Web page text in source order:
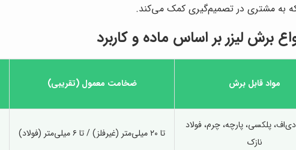
به مشتری در تصمیم‌گیری کمک می‌کند.
برش لیزر بر اساس ماده و کاربرد
مواد قابل برش ضخامت معمول (تقریبی)
پلکسی، پارچه، چرم، فولاد
نازک
تا ۲۰ میلی‌متر (غیرفلز) / تا ۶ میلی‌متر (فولاد)